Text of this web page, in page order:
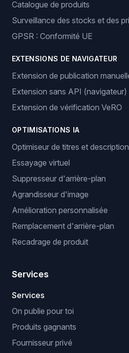
Catalogue de produits
Surveillance des stocks et des
GPSR : Conformité UE
EXTENSIONS DE NAVIGATEUR
Extension de publication
Extension sans API (navigateur)
Extension de vérification VeRO
OPTIMISATIONS IA
Optimiseur de titres et
Essayage virtuel
Suppresseur d'arrière-plan
Agrandisseur d'image
Amélioration personnalisée
Remplacement d'arrière-plan
Recadrage de produit
Services
Services
On publie pour toi
Produits gagnants
Fournisseur privé